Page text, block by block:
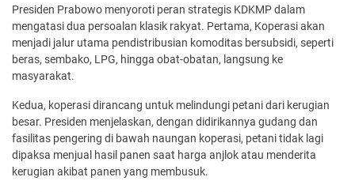
Presiden Prabowo menyoroti peran strategis KDKMP dalam
mengatasi dua persoalan klasik rakyat. Pertama, Koperasi akan
menjadi jalur utama pendistribusian komoditas bersubsidi, seperti
beras, sembako, LPG, hingga obat-obatan, langsung ke
masyarakat.
Kedua, koperasi dirancang untuk melindungi petani dari kerugian
besar. Presiden menjelaskan, dengan didirikannya gudang dan
fasilitas pengering di bawah naungan koperasi, petani tidak lagi
dipaksa menjual hasil panen saat harga anjlok atau menderita
kerugian akibat panen yang membusuk.